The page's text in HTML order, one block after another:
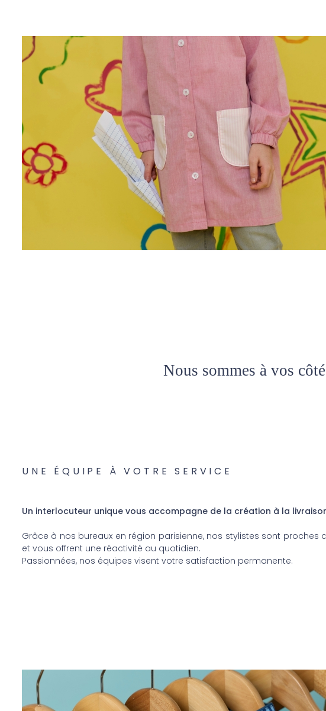
Nous sommes à vos
UNE ÉQUIPE À VOTRE SERVICE
Un interlocuteur unique vous accompagne de la création à la
Grâce à nos bureaux en région parisienne, nos stylistes sont proches
et vous offrent une réactivité au quotidien.
Passionnées, nos équipes visent votre satisfaction permanente.